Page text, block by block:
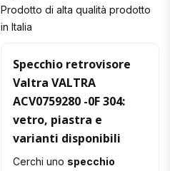
Prodotto di alta qualità prodotto
in Italia
Specchio retrovisore
Valtra VALTRA
ACV0759280 -0F 304:
vetro, piastra e
varianti disponibili
Cerchi uno specchio